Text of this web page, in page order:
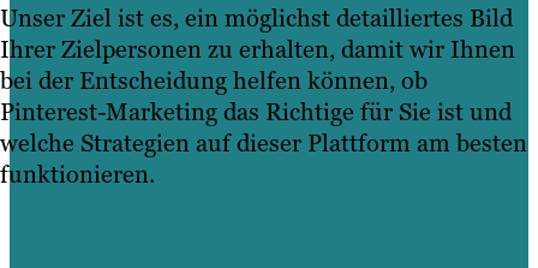
Unser Ziel ist es, ein möglichst detailliertes Bild
Ihrer Zielpersonen zu erhalten, damit wir Ihnen
bei der Entscheidung helfen können, ob
Pinterest-Marketing das Richtige für Sie ist und
welche Strategien auf dieser Plattform am besten
funktionieren.